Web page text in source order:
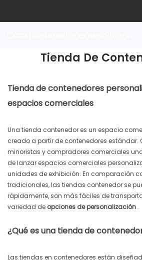
Tienda De
Tienda de contenedores
espacios comerciales
Una tienda contenedor es un espacio
creado a partir de contenedores estándar.
minoristas y compradores comerciales
de lanzar espacios comerciales
unidades de exhibición. En comparación
tradicionales, las tiendas contenedor se
rápidamente, son más fáciles de
variedad de opciones de personalización .
¿Qué es una tienda de
Las tiendas en contenedores están